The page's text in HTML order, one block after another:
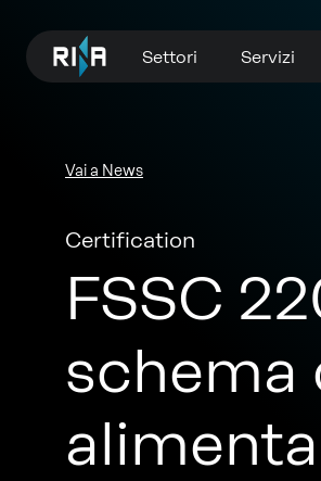
Settori Servizi
Vai a News
Certification
FSSC
schema